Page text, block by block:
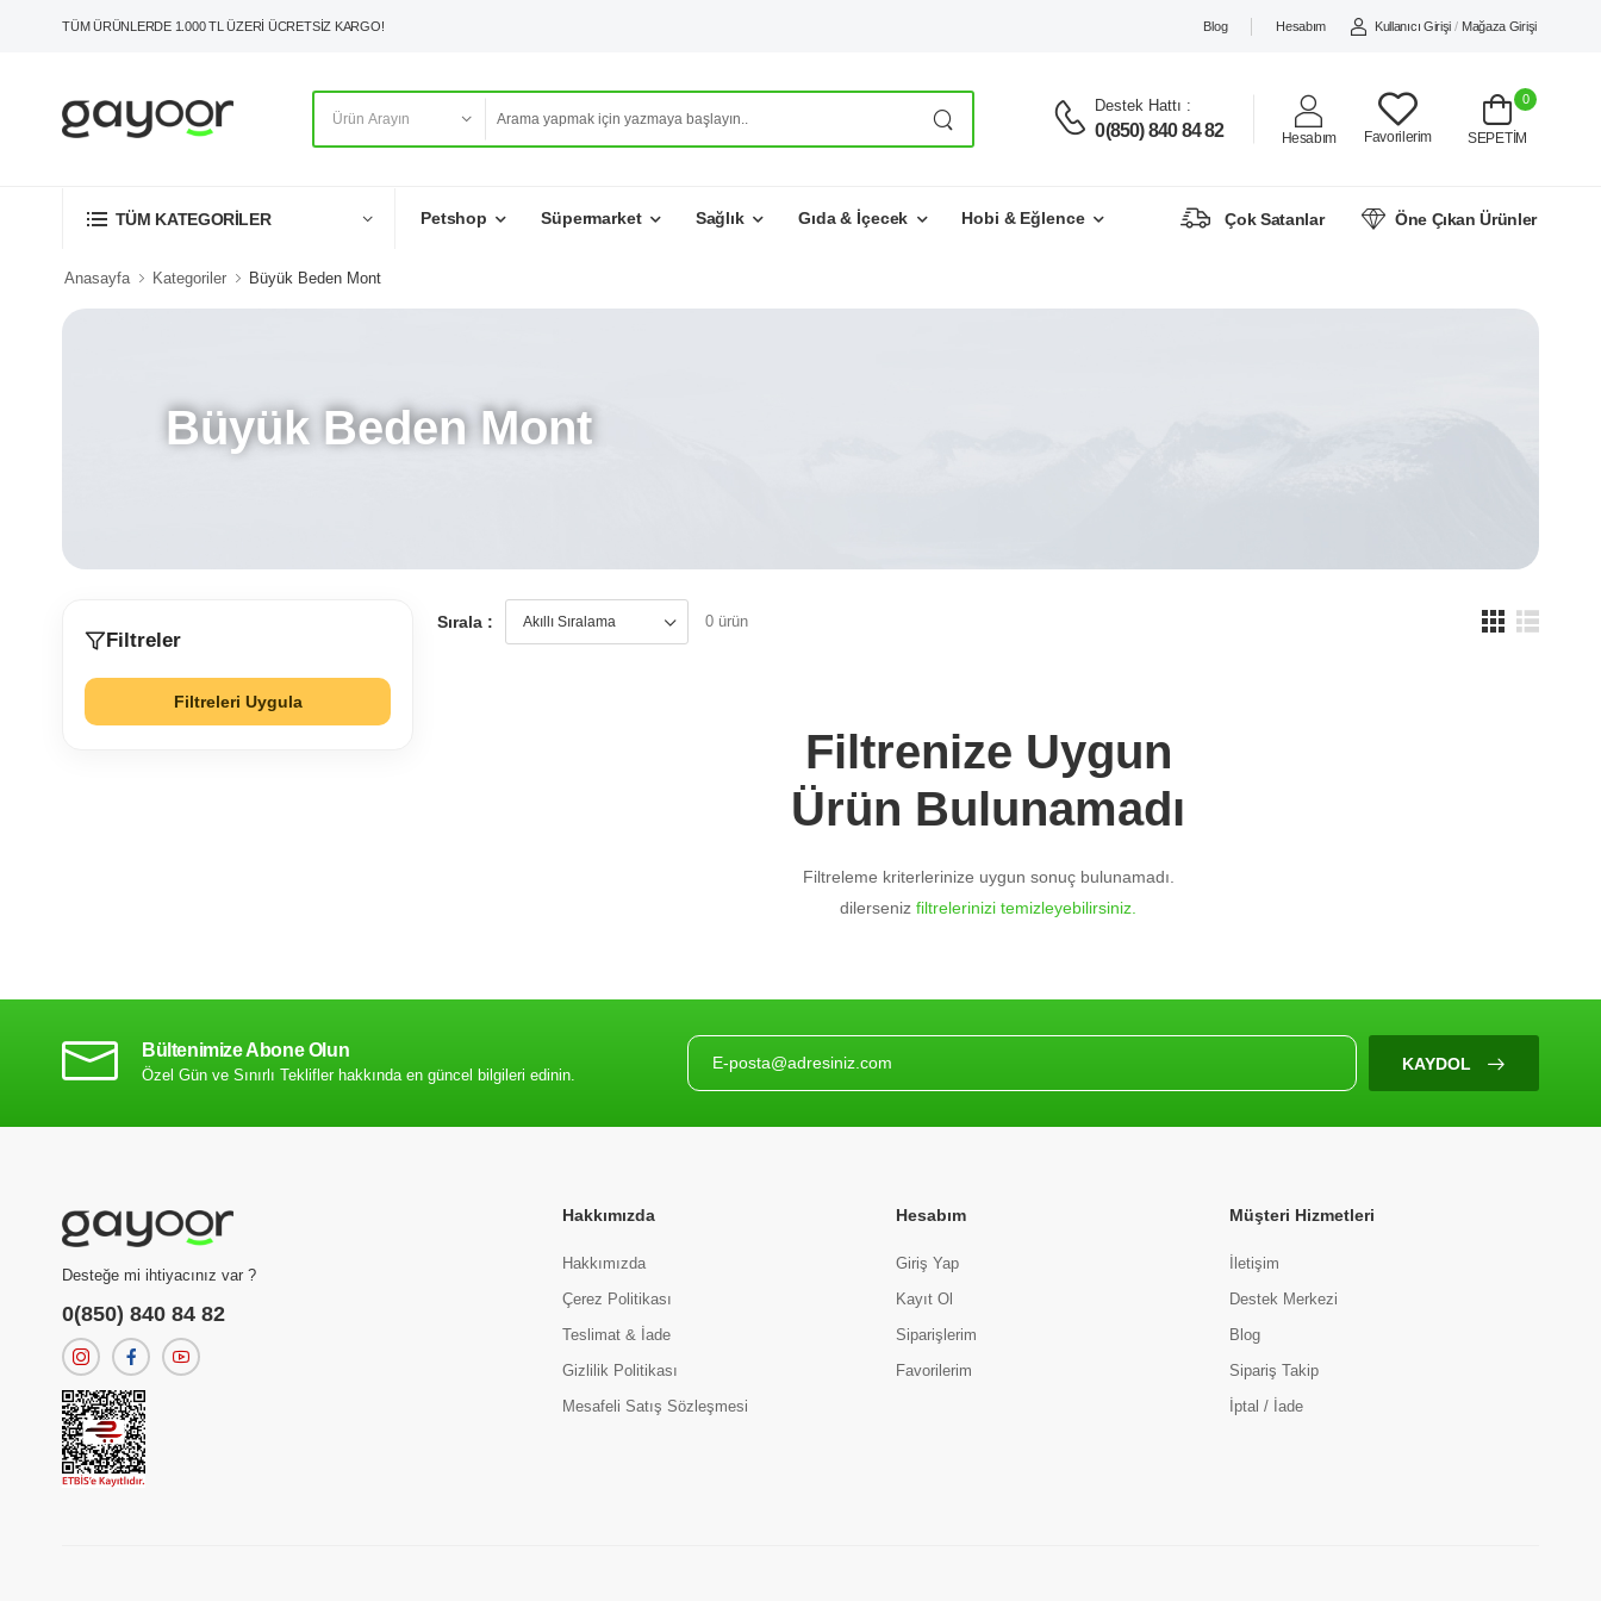
TÜM ÜRÜNLERDE 1.000 TL ÜZERİ ÜCRETSİZ KARGO! Blog Hesabım Kullanıcı Girişi / Mağaza Girişi
Destek Hattı :
0(850) 840 84 82 Hesabım Favorilerim
0
SEPETİM
TÜM KATEGORİLER Petshop Süpermarket Sağlık Gıda & İçecek Hobi & Eğlence Çok Satanlar Öne Çıkan Ürünler
Anasayfa Kategoriler Büyük Beden Mont
Büyük Beden Mont
Filtreler
Filtreleri Uygula
Sırala : 0 ürün
Filtrenize Uygun
Ürün Bulunamadı
Filtreleme kriterlerinize uygun sonuç bulunamadı.
dilerseniz filtrelerinizi temizleyebilirsiniz.
Bültenimize Abone Olun
Özel Gün ve Sınırlı Teklifler hakkında en güncel bilgileri edinin.
KAYDOL
Desteğe mi ihtiyacınız var ?
0(850) 840 84 82
Hakkımızda
Hakkımızda
Çerez Politikası
Teslimat & İade
Gizlilik Politikası
Mesafeli Satış Sözleşmesi
Hesabım
Giriş Yap
Kayıt Ol
Siparişlerim
Favorilerim
Müşteri Hizmetleri
İletişim
Destek Merkezi
Blog
Sipariş Takip
İptal / İade